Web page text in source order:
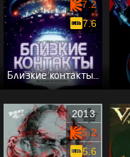
Близкие контакты третьей степени
7.2
7.6
2013
5.2
5.6